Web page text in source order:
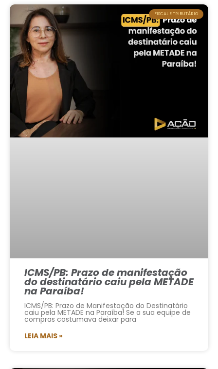
FISCAL E TRIBUTÁRIO
ICMS/PB: Prazo de manifestação
do destinatário caiu pela METADE
na Paraíba!
ICMS/PB: Prazo de Manifestação do Destinatário
caiu pela METADE na Paraíba! Se a sua equipe de
compras costumava deixar para
LEIA MAIS »